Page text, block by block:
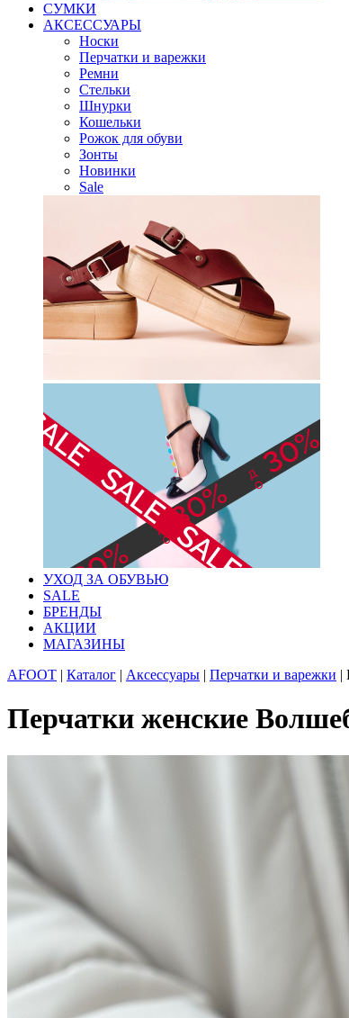
СУМКИ
АКСЕССУАРЫ
Носки
Перчатки и варежки
Ремни
Стельки
Шнурки
Кошельки
Рожок для обуви
Зонты
Новинки
Sale
УХОД ЗА ОБУВЬЮ
SALE
БРЕНДЫ
АКЦИИ
МАГАЗИНЫ
AFOOT | Каталог | Аксессуары | Перчатки и варежки |
Перчатки женские